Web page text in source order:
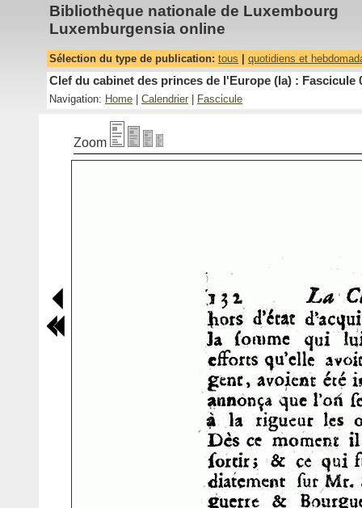
Bibliothèque nationale de Luxembourg
Luxemburgensia online
Sélection du type de publication: tous quotidiens et
Clef du cabinet des princes de l'Europe (la) : Fascicule
Navigation: Home Calendrier Fascicule
Zoom